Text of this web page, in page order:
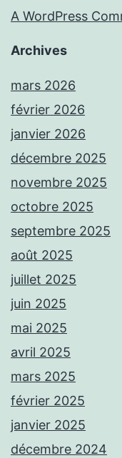
A WordPress
Archives
mars 2026
février 2026
janvier 2026
décembre 2025
novembre 2025
octobre 2025
septembre 2025
août 2025
juillet 2025
juin 2025
mai 2025
avril 2025
mars 2025
février 2025
janvier 2025
décembre 2024